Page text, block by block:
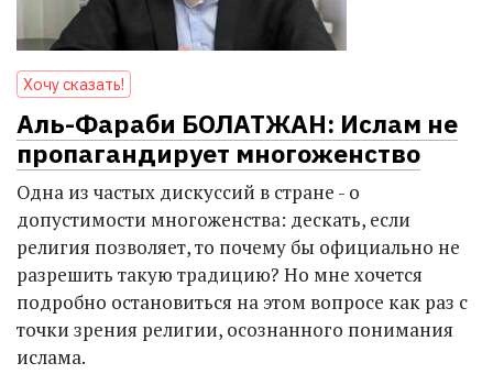
Хочу сказать!
Аль-Фараби БОЛАТЖАН: Ислам не
пропагандирует многоженство
Одна из частых дискуссий в стране - о
допустимости многоженства: дескать, если
религия позволяет, то почему бы официально не
разрешить такую традицию? Но мне хочется
подробно остановиться на этом вопросе как раз с
точки зрения религии, осознанного понимания
ислама.